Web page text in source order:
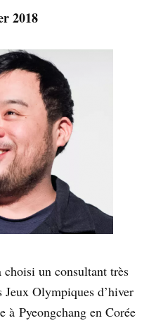
2018
choisi un consultant très
Olympiques d’hiver
à Pyeongchang en Corée